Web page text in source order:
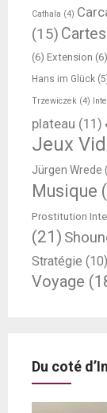
Cathala (4)
(15) Cartes
(6) Extension (6)
Hans im Glück
Trzewiczek (4)
plateau (11)
Jeux
Jürgen Wrede
Musique
Prostitution
(21)
Stratégie (10)
Voyage
Du coté